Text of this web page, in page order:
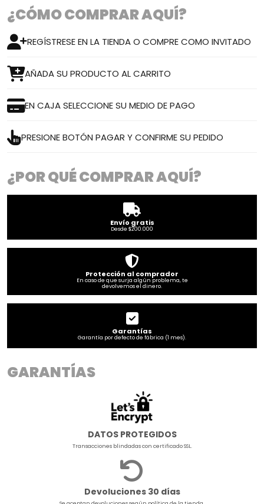
¿CÓMO COMPRAR AQUÍ?
REGÍSTRESE EN LA TIENDA O COMPRE COMO INVITADO
AÑADA SU PRODUCTO AL CARRITO
EN CAJA SELECCIONE SU MEDIO DE PAGO
PRESIONE BOTÓN PAGAR Y CONFIRME SU PEDIDO
¿POR QUÉ COMPRAR AQUÍ?
Envío gratis
Desde $200.000
Protección al comprador
En caso de que surja algún problema, te
devolvemos el dinero.
Garantías
Garantía por defecto de fábrica (1 mes).
GARANTÍAS
DATOS PROTEGIDOS
Transacciones blindadas con certificado SSL.
Devoluciones 30 días